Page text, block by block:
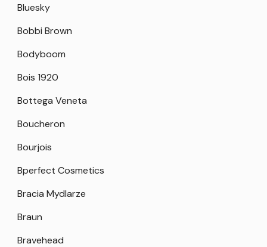
Bluesky
Bobbi Brown
Bodyboom
Bois 1920
Bottega Veneta
Boucheron
Bourjois
Bperfect Cosmetics
Bracia Mydlarze
Braun
Bravehead